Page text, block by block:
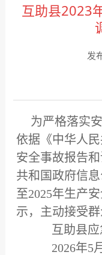
互助县2023
发
为严格落实
依据《中华人
安全事故报告
共和国政府信
至2025年生产
示，主动接受群
互助县应
2026年5月